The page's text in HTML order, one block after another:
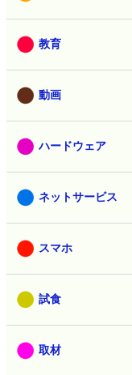
教育
動画
ハードウェア
ネットサービス
スマホ
試食
取材